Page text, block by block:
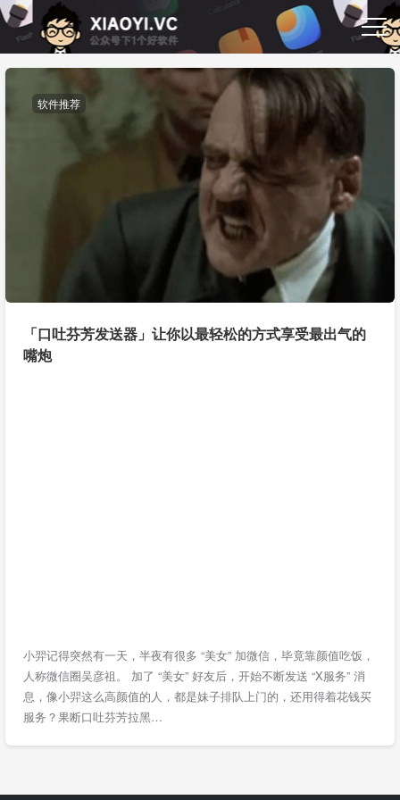
软件推荐
「口吐芬芳发送器」让你以最轻松的方式享受最出气的
嘴炮
小羿记得突然有一天，半夜有很多 “美女” 加微信，毕竟靠颜值吃饭，
人称微信圈吴彦祖。 加了 “美女” 好友后，开始不断发送 “X服务” 消
息，像小羿这么高颜值的人，都是妹子排队上门的，还用得着花钱买
服务？果断口吐芬芳拉黑…